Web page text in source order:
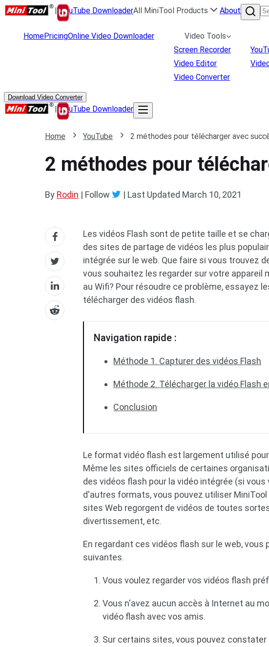
| uTube DownloaderAll MiniTool Products About
HomePricingOnline Video Downloader
Video Tools
Screen Recorder
Video Editor
Video Converter
Download Video Converter
| uTube Downloader
Home YouTube 2 méthodes pour télécharger avec
2 méthodes pour
By Rodin | Follow | Last Updated March 10, 2021
Les vidéos Flash sont de petite taille et se
des sites de partage de vidéos les plus
intégrée sur le web. Que faire si vous trouvez
vous souhaitez les regarder sur votre appareil
au Wifi? Pour résoudre ce problème, essayez
télécharger des vidéos flash.
Navigation rapide :
Méthode 1. Capturer des vidéos Flash
Méthode 2. Télécharger la vidéo Flash
Conclusion
Le format vidéo flash est largement utilisé
Même les sites officiels de certaines
des vidéos flash pour la vidéo intégrée (si
d'autres formats, vous pouvez utiliser MiniTool
sites Web regorgent de vidéos de toutes
divertissement, etc.
En regardant ces vidéos flash sur le web,
suivantes.
Vous voulez regarder vos vidéos flash
Vous n'avez aucun accès à Internet au
vidéo flash avec vos amis.
Sur certains sites, vous pouvez